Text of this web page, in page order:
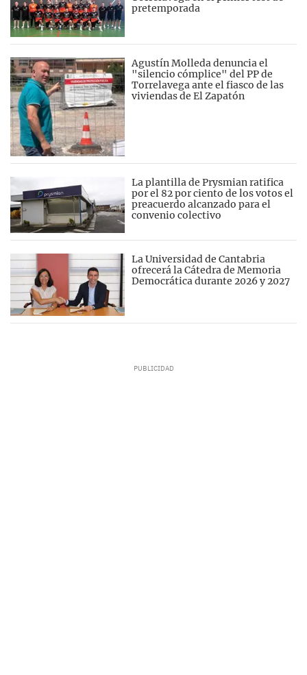
pretemporada
Agustín Molleda denuncia el
"silencio cómplice" del PP de
Torrelavega ante el fiasco de las
viviendas de El Zapatón
La plantilla de Prysmian ratifica
por el 82 por ciento de los votos el
preacuerdo alcanzado para el
convenio colectivo
La Universidad de Cantabria
ofrecerá la Cátedra de Memoria
Democrática durante 2026 y 2027